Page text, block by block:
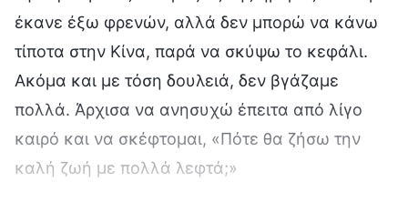
έκανε έξω φρενών, αλλά δεν μπορώ να κάνω
τίποτα στην Κίνα, παρά να σκύψω το κεφάλι.
Ακόμα και με τόση δουλειά, δεν βγάζαμε
πολλά. Άρχισα να ανησυχώ έπειτα από λίγο
καιρό και να σκέφτομαι, «Πότε θα ζήσω την
καλή ζωή με πολλά λεφτά;»